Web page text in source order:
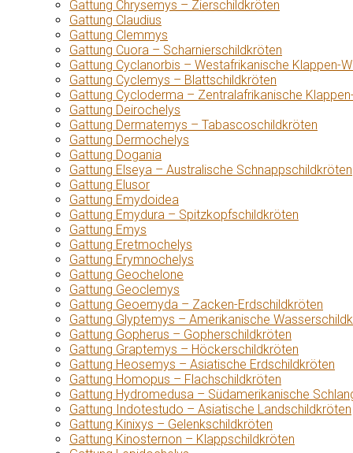
Gattung Chrysemys – Zierschildkröten
Gattung Claudius
Gattung Clemmys
Gattung Cuora – Scharnierschildkröten
Gattung Cyclanorbis – Westafrikanische Klappen-
Gattung Cyclemys – Blattschildkröten
Gattung Cycloderma – Zentralafrikanische
Gattung Deirochelys
Gattung Dermatemys – Tabascoschildkröten
Gattung Dermochelys
Gattung Dogania
Gattung Elseya – Australische Schnappschildkröten
Gattung Elusor
Gattung Emydoidea
Gattung Emydura – Spitzkopfschildkröten
Gattung Emys
Gattung Eretmochelys
Gattung Erymnochelys
Gattung Geochelone
Gattung Geoclemys
Gattung Geoemyda – Zacken-Erdschildkröten
Gattung Glyptemys – Amerikanische
Gattung Gopherus – Gopherschildkröten
Gattung Graptemys – Höckerschildkröten
Gattung Heosemys – Asiatische Erdschildkröten
Gattung Homopus – Flachschildkröten
Gattung Hydromedusa – Südamerikanische
Gattung Indotestudo – Asiatische Landschildkröten
Gattung Kinixys – Gelenkschildkröten
Gattung Kinosternon – Klappschildkröten